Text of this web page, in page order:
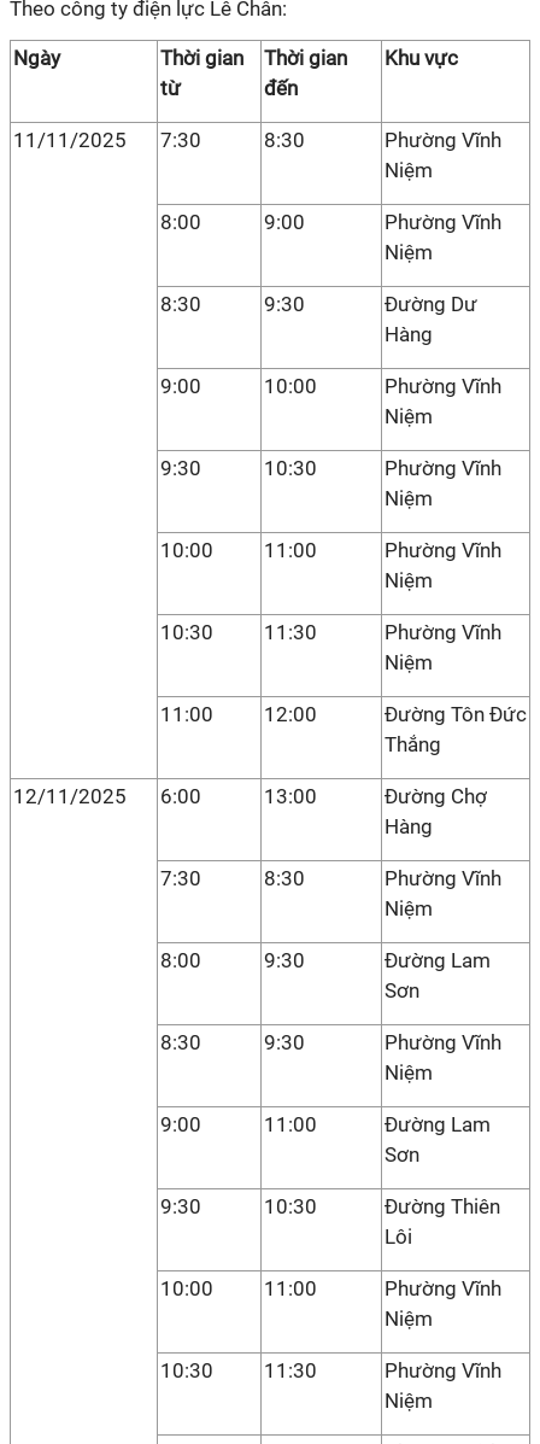
Theo công ty điện lực Lê Chân:
Ngày
Thời gian
từ
Thời gian
đến
Khu vực
11/11/2025 7:30 8:30
Phường Vĩnh
Niệm
8:00 9:00
Phường Vĩnh
Niệm
8:30 9:30
Đường Dư
Hàng
9:00 10:00
Phường Vĩnh
Niệm
9:30 10:30
Phường Vĩnh
Niệm
10:00 11:00
Phường Vĩnh
Niệm
10:30 11:30
Phường Vĩnh
Niệm
11:00 12:00
Đường Tôn Đức
Thắng
12/11/2025 6:00 13:00
Đường Chợ
Hàng
7:30 8:30
Phường Vĩnh
Niệm
8:00 9:30
Đường Lam
Sơn
8:30 9:30
Phường Vĩnh
Niệm
9:00 11:00
Đường Lam
Sơn
9:30 10:30
Đường Thiên
Lôi
10:00 11:00
Phường Vĩnh
Niệm
10:30 11:30
Phường Vĩnh
Niệm